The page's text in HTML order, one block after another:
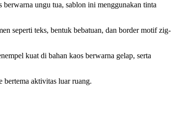
ungu tua, sablon ini menggunakan tinta
seperti teks, bentuk bebatuan, dan border motif zig-
kuat di bahan kaos berwarna gelap, serta
aktivitas luar ruang.